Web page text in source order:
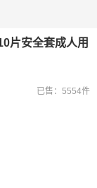
片安全套成人用
已售：5554件